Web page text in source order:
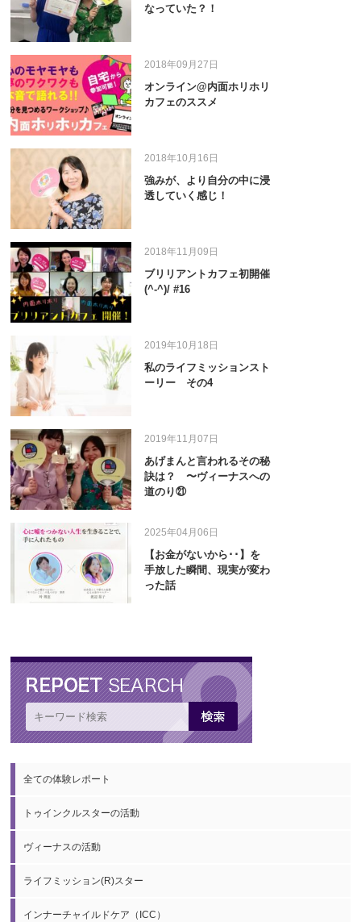
なっていた？！
2018年09月27日
オンライン@内面ホリホリ
カフェのススメ
2018年10月16日
強みが、より自分の中に浸
透していく感じ！
2018年11月09日
ブリリアントカフェ初開催
(^-^)/ #16
2019年10月18日
私のライフミッションスト
ーリー その4
2019年11月07日
あげまんと言われるその秘
訣は？ 〜ヴィーナスへの
道のり㉑
2025年04月06日
【お金がないから･･】を
手放した瞬間、現実が変わ
った話
全ての体験レポート
トゥインクルスターの活動
ヴィーナスの活動
ライフミッション(R)スター
インナーチャイルドケア（ICC）